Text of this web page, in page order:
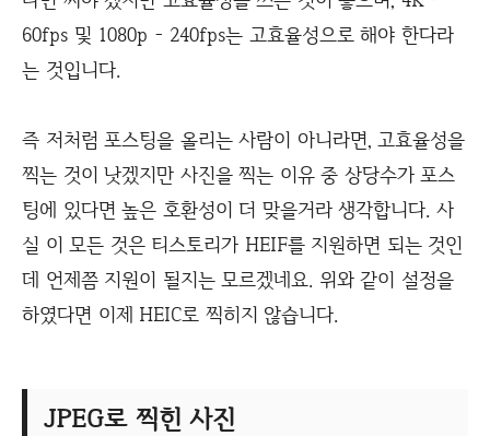
60fps 및 1080p - 240fps는 고효율성으로 해야 한다라
는 것입니다.
즉 저처럼 포스팅을 올리는 사람이 아니라면, 고효율성을
찍는 것이 낫겠지만 사진을 찍는 이유 중 상당수가 포스
팅에 있다면 높은 호환성이 더 맞을거라 생각합니다. 사
실 이 모든 것은 티스토리가 HEIF를 지원하면 되는 것인
데 언제쯤 지원이 될지는 모르겠네요. 위와 같이 설정을
하였다면 이제 HEIC로 찍히지 않습니다.
JPEG로 찍힌 사진